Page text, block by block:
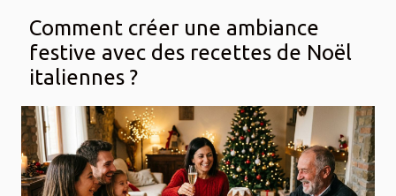
Comment créer une ambiance
festive avec des recettes de Noël
italiennes ?